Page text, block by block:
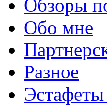
Обзоры
Обо мне
Разное